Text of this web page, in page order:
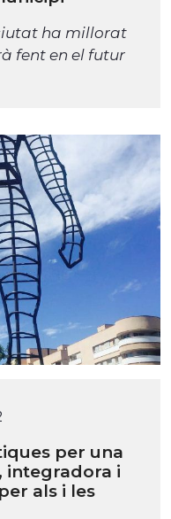
ha millorat
fent en el futur
per una
integradora i
als i les